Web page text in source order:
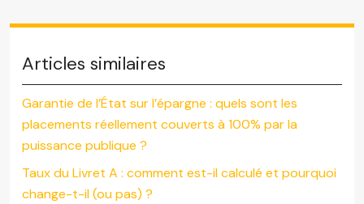
Articles similaires
Garantie de l’État sur l’épargne : quels sont les
placements réellement couverts à 100% par la
puissance publique ?
Taux du Livret A : comment est-il calculé et pourquoi
change-t-il (ou pas) ?